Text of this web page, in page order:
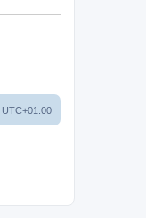
UTC+01:00